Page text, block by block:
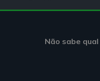
Não sabe